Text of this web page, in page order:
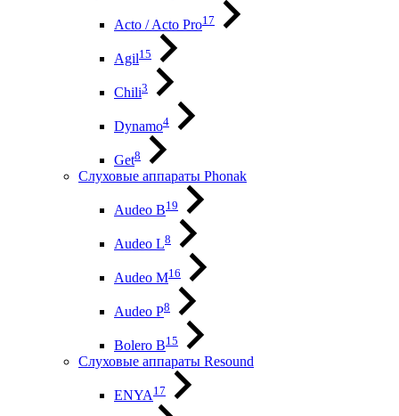
Acto / Acto Pro17
Agil15
Chili3
Dynamo4
Get8
Слуховые аппараты Phonak
Audeo B19
Audeo L8
Audeo М16
Audeo P8
Bolero B15
Слуховые аппараты Resound
ENYA 17